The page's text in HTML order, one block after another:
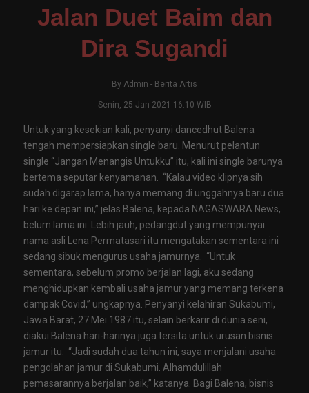
Jalan Duet Baim dan
Dira Sugandi
By Admin - Berita Artis
Senin, 25 Jan 2021 16:10 WIB
Untuk yang kesekian kali, penyanyi dancedhut Balena
tengah mempersiapkan single baru. Menurut pelantun
single “Jangan Menangis Untukku” itu, kali ini single barunya
bertema seputar kenyamanan. “Kalau video klipnya sih
sudah digarap lama, hanya memang di unggahnya baru dua
hari ke depan ini,” jelas Balena, kepada NAGASWARA News,
belum lama ini. Lebih jauh, pedangdut yang mempunyai
nama asli Lena Permatasari itu mengatakan sementara ini
sedang sibuk mengurus usaha jamurnya. “Untuk
sementara, sebelum promo berjalan lagi, aku sedang
menghidupkan kembali usaha jamur yang memang terkena
dampak Covid,” ungkapnya. Penyanyi kelahiran Sukabumi,
Jawa Barat, 27 Mei 1987 itu, selain berkarir di dunia seni,
diakui Balena hari-harinya juga tersita untuk urusan bisnis
jamur itu. “Jadi sudah dua tahun ini, saya menjalani usaha
pengolahan jamur di Sukabumi. Alhamdulillah
pemasarannya berjalan baik,” katanya. Bagi Balena, bisnis